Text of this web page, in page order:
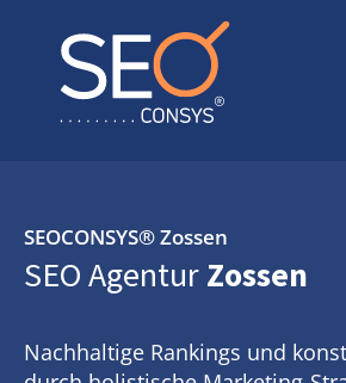
SEOCONSYS®Zossen
SEO AgenturZossen
Nachhaltige Rankings und